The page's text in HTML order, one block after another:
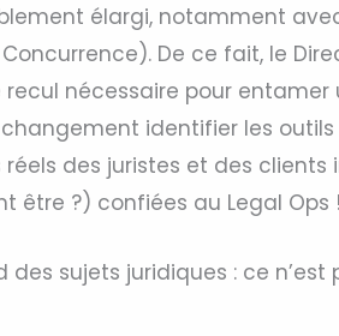
élargi, notamment
Concurrence). De ce fait, le
nécessaire pour entamer
identifier les
des juristes et des clients
être ?) confiées au Legal Ops !
sujets juridiques : ce n’est